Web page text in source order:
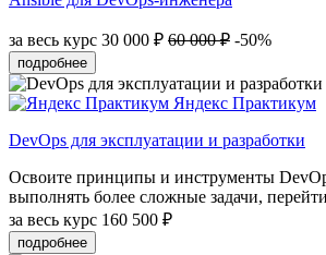
за весь курс 30 000 ₽ 60 000 ₽ -50%
подробнее
Яндекс Практикум
DevOps для эксплуатации и разработки
Освоите принципы и инструменты
выполнять более сложные задачи,
за весь курс 160 500 ₽
подробнее